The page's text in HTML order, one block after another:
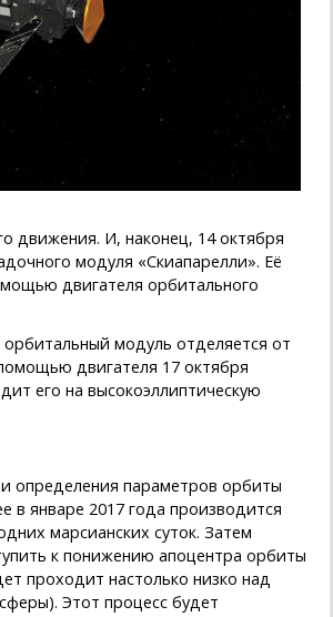
движения. И, наконец, 14 октября
модуля «Скиапарелли». Её
двигателя орбитального
модуль отделяется от
двигателя 17 октября
его на высокоэллиптическую
определения параметров орбиты
в январе 2017 года производится
марсианских суток. Затем
к понижению апоцентра орбиты
проходит настолько низко над
Этот процесс будет